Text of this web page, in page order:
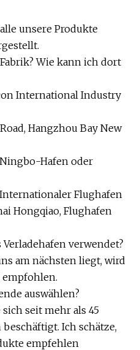
unsere Produkte
Wie kann ich dort
International Industry
Hangzhou Bay New
Hafen oder
Flughafen
Hongqiao, Flughafen
Verladehafen verwendet?
am nächsten liegt, wird
empfohlen.
auswählen?
seit mehr als 45
Ich schätze,
empfehlen